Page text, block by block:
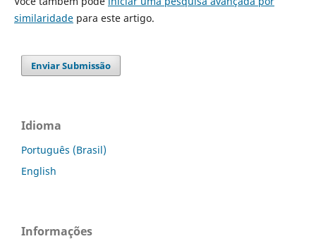
similaridadepara este artigo.
Enviar Submissão
Idioma
Português (Brasil)
English
Informações